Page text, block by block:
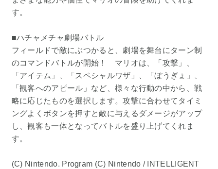
す。
■ハチャメチャ劇場バトル
フィールドで敵にぶつかると、劇場を舞台にターン制
のコマンドバトルが開始！ マリオは、「攻撃」、
「アイテム」、「スペシャルワザ」、「ぼうぎょ」、
「観客へのアピール」など、様々な行動の中から、戦
略に応じたものを選択します。攻撃に合わせてタイミ
ングよくボタンを押すと敵に与えるダメージがアップ
し、観客も一体となってバトルを盛り上げてくれま
す。
(C) Nintendo. Program (C) Nintendo / INTELLIGENT